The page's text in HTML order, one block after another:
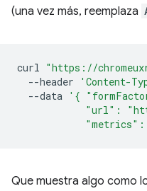
(una vez más, reemplaza
curl "https://
--header
'Content-
--data '{
"url":
Que muestra algo como